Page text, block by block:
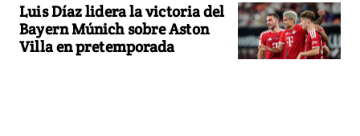
Luis Díaz lidera la victoria del
Bayern Múnich sobre Aston
Villa en pretemporada